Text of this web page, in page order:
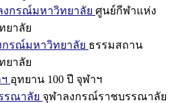
กรณ์มหาวิทยาลัย ศูนย์กีฬาแห่ง
ยาลัย
กรณ์มหาวิทยาลัย ธรรมสถาน
ยาลัย
อุทยาน 100 ปี จุฬาฯ
รณาลัย จุฬาลงกรณ์ราชบรรณาลัย